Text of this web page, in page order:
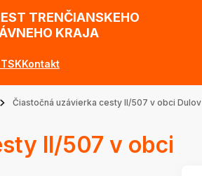
TRENČIANSKEHO
KRAJA
Kontakt
Čiastočná uzávierka cesty II/507 v obci Dulov
II/507 v obci